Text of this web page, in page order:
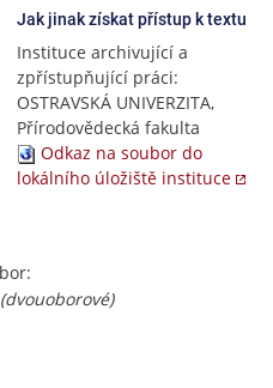
Jak jinak získat přístup k textu
Instituce archivující a
zpřístupňující práci:
OSTRAVSKÁ UNIVERZITA,
Přírodovědecká fakulta
Odkaz na soubor do
lokálního úložiště instituce